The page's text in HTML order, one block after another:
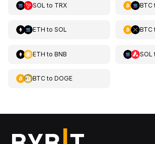
SOL to TRX BTC
ETH to SOL BTC
ETH to BNB SOL
BTCto DOGE